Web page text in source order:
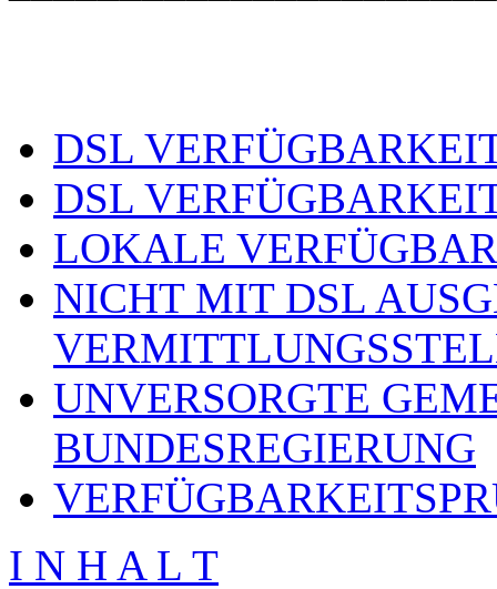
DSL
DSL
LOKALE
NICHT MIT DSL
UNVERSORGTE
BUNDESREGIERUNG
I N H A L T